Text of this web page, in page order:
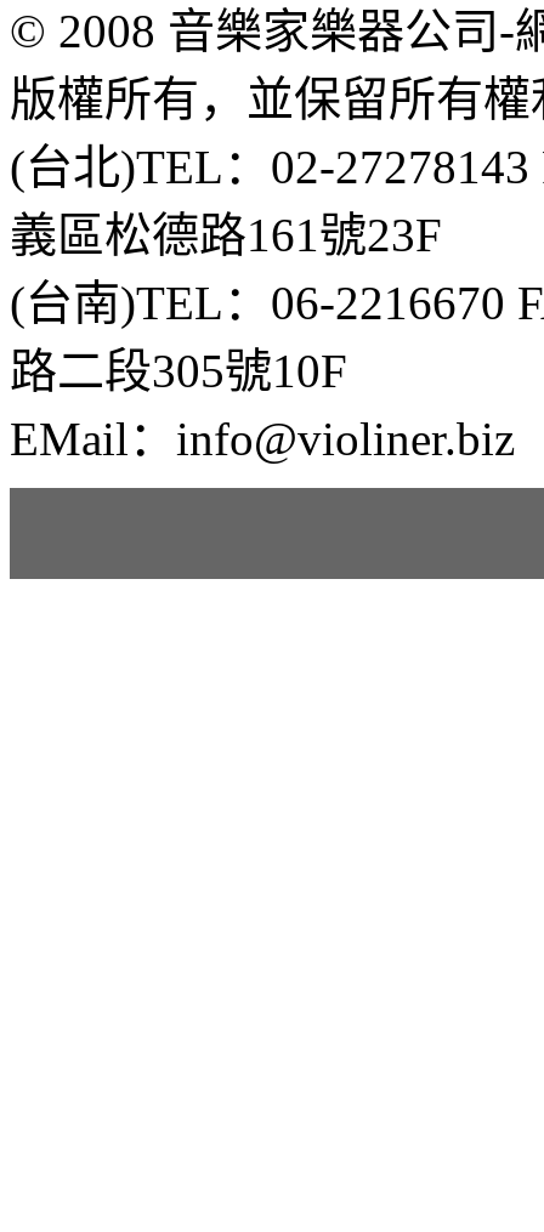
© 2008 音樂家樂器公司-
版權所有，並保留所有權
(台北)TEL：02-
義區松德路161號23F
(台南)TEL：06-2216670
路二段305號10F
EMail：info@violiner.biz